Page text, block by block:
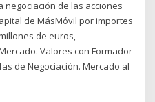
de las acciones
de MásMóvil por importes
de euros,
Valores con Formador
de Negociación. Mercado al